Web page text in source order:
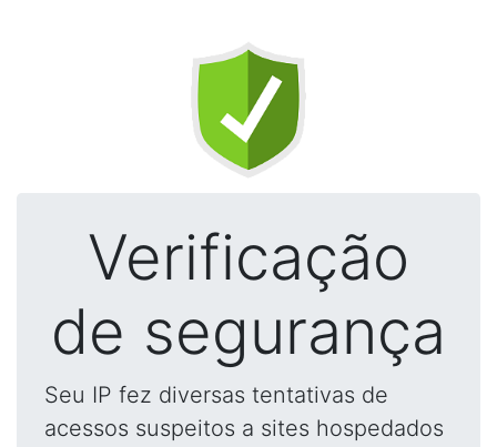
Verificação
de segurança
Seu IP fez diversas tentativas de
acessos suspeitos a sites hospedados